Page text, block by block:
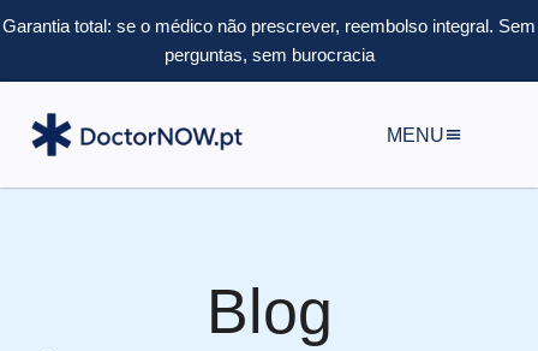
Garantia total: se o médico não prescrever, reembolso integral. Sem
perguntas, sem burocracia
MENU
Blog